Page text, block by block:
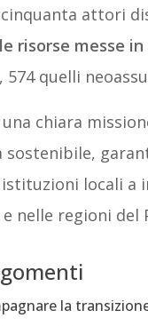
cinquanta attori
risorse messe in
quelli
chiara
sostenibile,
locali
nelle regioni del
la